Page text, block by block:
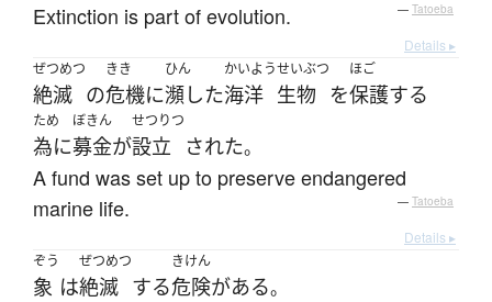
Extinction is part of evolution. — Tatoeba
Details ▸
ぜつめつ
絶滅 の
きき
危機に
ひん
瀕した
かいよう
海洋
せいぶつ
生物 を
ほご
保護する
ため
為に
ぼきん
募金が
せつりつ
設立 された。
A fund was set up to preserve endangered
marine life.
— Tatoeba
Details ▸
ぞう
象 は
ぜつめつ
絶滅 する
きけん
危険がある。